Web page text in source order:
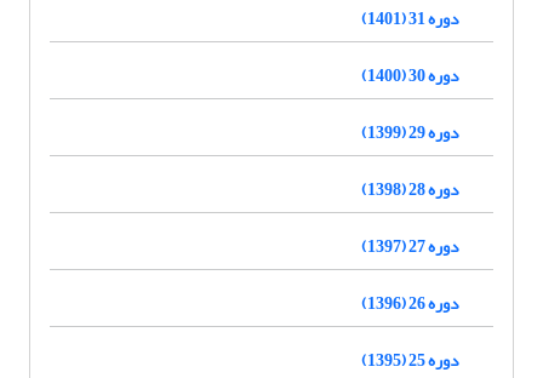
دوره 31 (1401)
دوره 30 (1400)
دوره 29 (1399)
دوره 28 (1398)
دوره 27 (1397)
دوره 26 (1396)
دوره 25 (1395)